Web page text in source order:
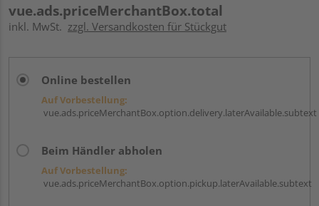
vue.ads.priceMerchantBox.total
inkl. MwSt. zzgl. Versandkosten für Stückgut
Online bestellen
Auf Vorbestellung:
vue.ads.priceMerchantBox.option.delivery.laterAvailable.subtext
Beim Händler abholen
Auf Vorbestellung:
vue.ads.priceMerchantBox.option.pickup.laterAvailable.subtext